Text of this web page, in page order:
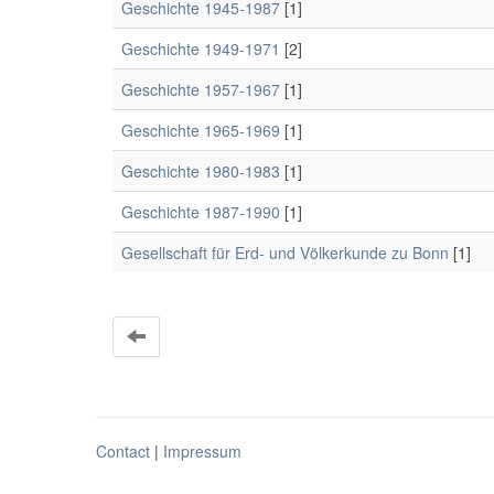
Geschichte 1945-1987 [1]
Geschichte 1949-1971 [2]
Geschichte 1957-1967 [1]
Geschichte 1965-1969 [1]
Geschichte 1980-1983 [1]
Geschichte 1987-1990 [1]
Gesellschaft für Erd- und Völkerkunde zu Bonn [1]
Contact | Impressum